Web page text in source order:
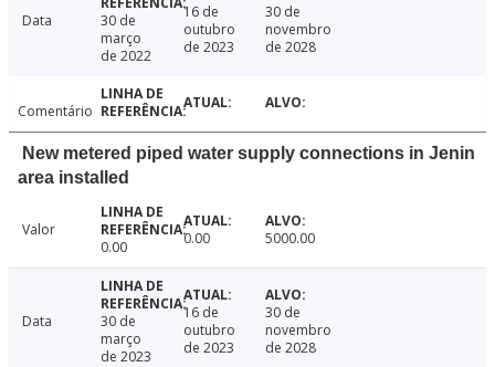
Data
30 de
março
de 2022
16 de
outubro
de 2023
30 de
novembro
de 2028
Comentário
New metered piped water supply connections in Jenin
area installed
Valor
0.00
0.00 5000.00
Data
30 de
março
de 2023
16 de
outubro
de 2023
30 de
novembro
de 2028